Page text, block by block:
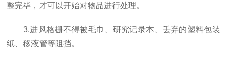
整完毕，才可以开始对物品进行处理。
3.进风格栅不得被毛巾、研究记录本、丢弃的塑料包装
纸、移液管等阻挡。